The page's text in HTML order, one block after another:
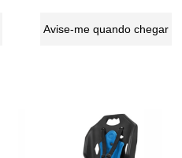
Avise-me quando chegar